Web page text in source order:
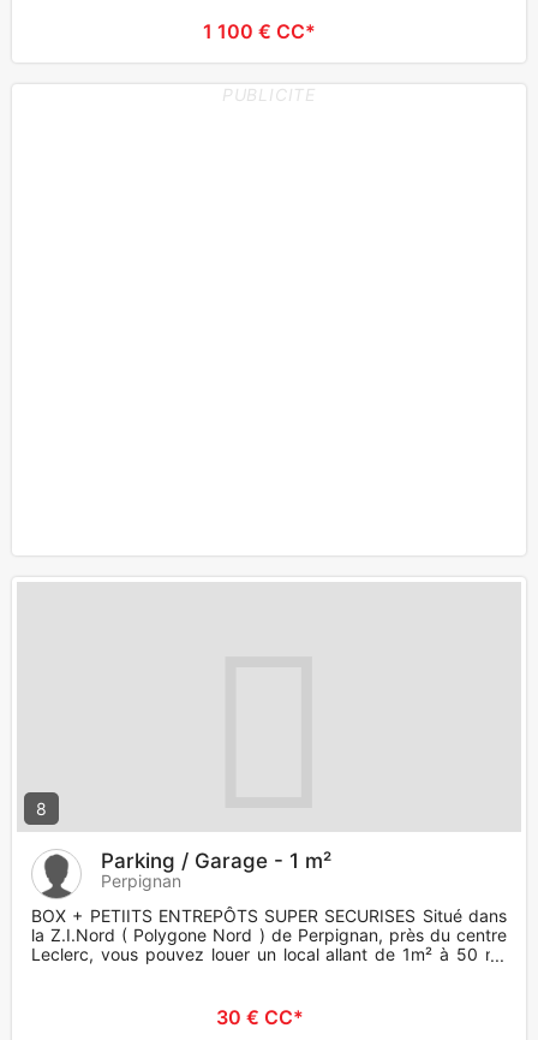
1 100 € CC*
PUBLICITE
8
Parking / Garage - 1 m²
Perpignan
BOX + PETIITS ENTREPÔTS SUPER SECURISES Situé dans
la Z.I.Nord ( Polygone Nord ) de Perpignan, près du centre
Leclerc, vous pouvez louer un local allant de 1m² à 50 m²
30 € CC*